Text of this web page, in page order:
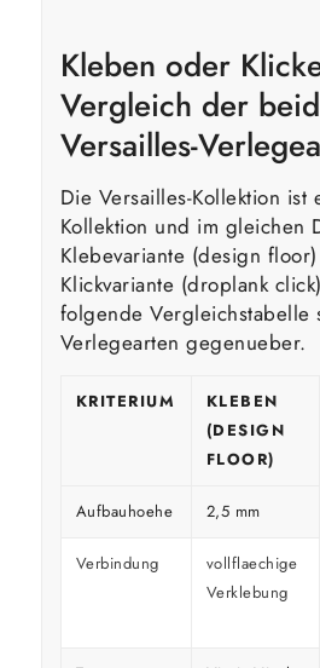
Kleben oder
Vergleich der
Versailles-
Die Versailles-Kollektion ist
Kollektion und im gleichen
Klebevariante (design
Klickvariante (droplank
folgende Vergleichstabelle
Verlegearten gegenueber.
KRITERIUM
KLEBEN
(DESIGN
FLOOR)
Aufbauhoehe 2,5 mm
Verbindung
vollflaechige
Verklebung